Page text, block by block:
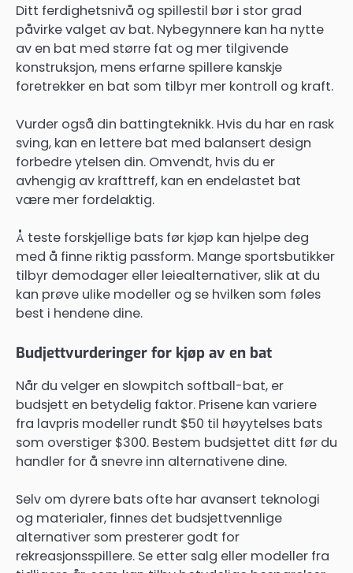
Ditt ferdighetsnivå og spillestil bør i stor grad
påvirke valget av bat. Nybegynnere kan ha nytte
av en bat med større fat og mer tilgivende
konstruksjon, mens erfarne spillere kanskje
foretrekker en bat som tilbyr mer kontroll og kraft.
Vurder også din battingteknikk. Hvis du har en rask
sving, kan en lettere bat med balansert design
forbedre ytelsen din. Omvendt, hvis du er
avhengig av krafttreff, kan en endelastet bat
være mer fordelaktig.
Å teste forskjellige bats før kjøp kan hjelpe deg
med å finne riktig passform. Mange sportsbutikker
tilbyr demodager eller leiealternativer, slik at du
kan prøve ulike modeller og se hvilken som føles
best i hendene dine.
Budjettvurderinger for kjøp av en bat
Når du velger en slowpitch softball-bat, er
budsjett en betydelig faktor. Prisene kan variere
fra lavpris modeller rundt $50 til høyytelses bats
som overstiger $300. Bestem budsjettet ditt før du
handler for å snevre inn alternativene dine.
Selv om dyrere bats ofte har avansert teknologi
og materialer, finnes det budsjettvennlige
alternativer som presterer godt for
rekreasjonsspillere. Se etter salg eller modeller fra